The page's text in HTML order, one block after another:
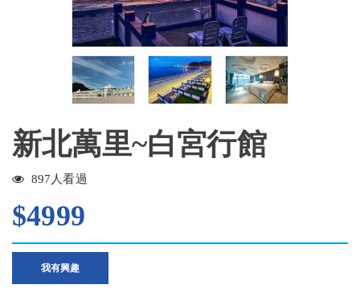
新北萬里~白宮行館
897人看過
$4999
我有興趣